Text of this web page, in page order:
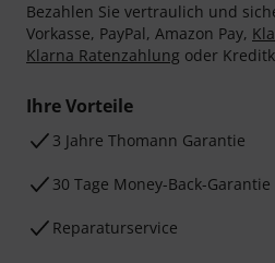
Bezahlen Sie vertraulich und
Vorkasse, PayPal, Amazon Pay,
Klarna Ratenzahlung oder
Ihre Vorteile
3 Jahre Thomann Garantie
30 Tage Money-Back-Garantie
Reparaturservice